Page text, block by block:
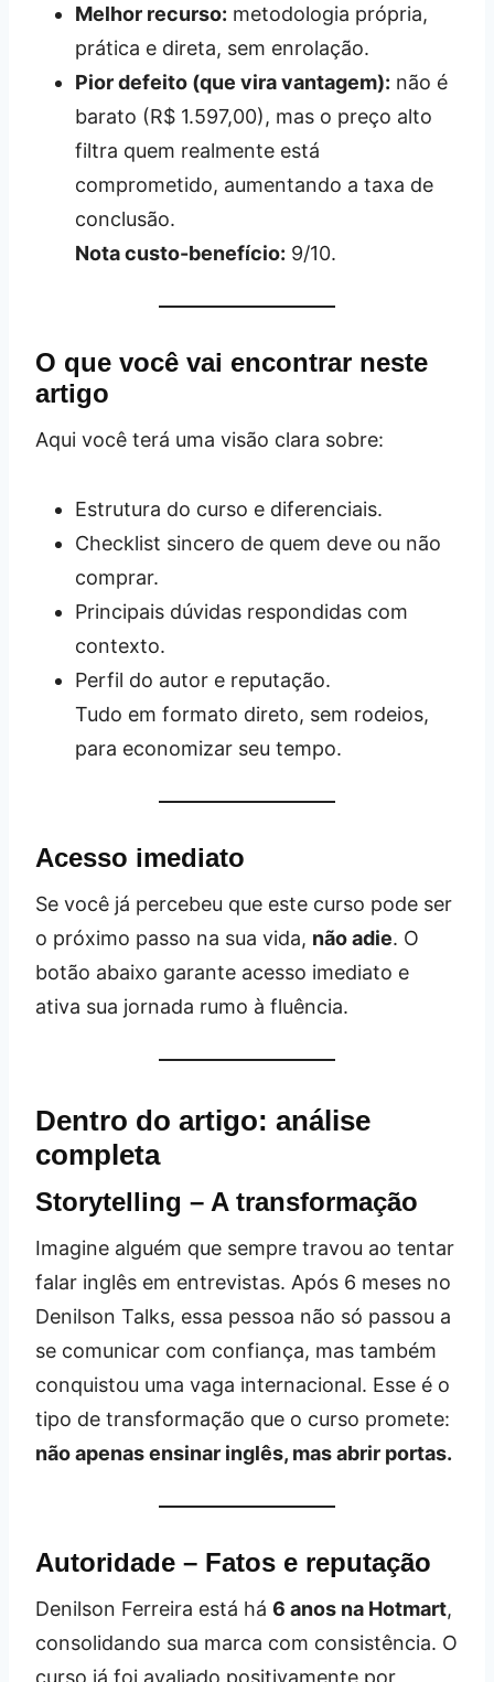
Melhor recurso: metodologia própria,
prática e direta, sem enrolação.
Pior defeito (que vira vantagem): não é
barato (R$ 1.597,00), mas o preço alto
filtra quem realmente está
comprometido, aumentando a taxa de
conclusão.
Nota custo-benefício: 9/10.
O que você vai encontrar neste
artigo
Aqui você terá uma visão clara sobre:
Estrutura do curso e diferenciais.
Checklist sincero de quem deve ou não
comprar.
Principais dúvidas respondidas com
contexto.
Perfil do autor e reputação.
Tudo em formato direto, sem rodeios,
para economizar seu tempo.
Acesso imediato
Se você já percebeu que este curso pode ser
o próximo passo na sua vida, não adie. O
botão abaixo garante acesso imediato e
ativa sua jornada rumo à fluência.
Dentro do artigo: análise
completa
Storytelling – A transformação
Imagine alguém que sempre travou ao tentar
falar inglês em entrevistas. Após 6 meses no
Denilson Talks, essa pessoa não só passou a
se comunicar com confiança, mas também
conquistou uma vaga internacional. Esse é o
tipo de transformação que o curso promete:
não apenas ensinar inglês, mas abrir portas.
Autoridade – Fatos e reputação
Denilson Ferreira está há 6 anos na Hotmart,
consolidando sua marca com consistência. O
curso já foi avaliado positivamente por